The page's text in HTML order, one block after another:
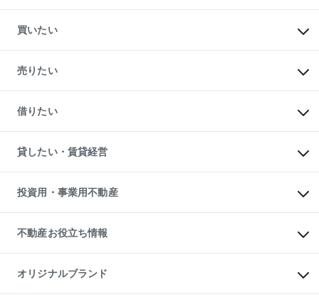
買いたい
新築・分譲マンションの購入
中古マンションの購入
一戸建ての購入
中古一戸建ての購入
不動産購入の流れ
注目キーワード物件特集
購入ガイド
English 繁体中文簡体中文
売りたい
一戸建ての売却・査定
土地の売却・査定
スピードAI査定
不動産査定について
不動産売却の流れ
不動産買換えの流れ
売却ガイド
借りたい
オフィス・店舗の賃貸
借りるときの流れ
借りるガイド
貸したい・賃貸経営
マンション賃料データ
賃貸管理プラン
リロケーションについて
貸すガイド
投資用・事業用不動産
事業用不動産
マンション投資
投資用マンション
アパート経営
不動産お役立ち情報
マンションライブラリー
人気マンションランキング
暮らしに役立つ不動産メディア
オリジナルブランド